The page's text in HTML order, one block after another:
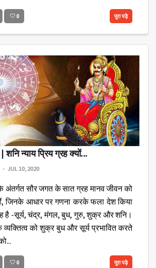
0 पूरा पढ़े
शनि न्याय प्रिय ग्रह क्यों...
JUL 10, 2020
अंतर्गत सौर जगत के सात ग्रह मानव जीवन को
जिनके आधार पर गणना करके फला देश किया
है -सूर्य, चंद्र, मंगल, बुध, गुरु, शुक्र और शनि।
को शुक्र बुध और सूर्य प्रभावित करते
0 पूरा पढ़े